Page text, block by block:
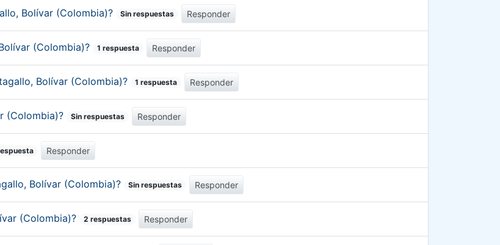
Bolívar (Colombia)? Sin respuestas Responder
(Colombia)? 1 respuesta Responder
Bolívar (Colombia)? 1 respuesta Responder
(Colombia)? Sin respuestas Responder
Responder
Bolívar (Colombia)? Sin respuestas Responder
(Colombia)? 2 respuestas Responder